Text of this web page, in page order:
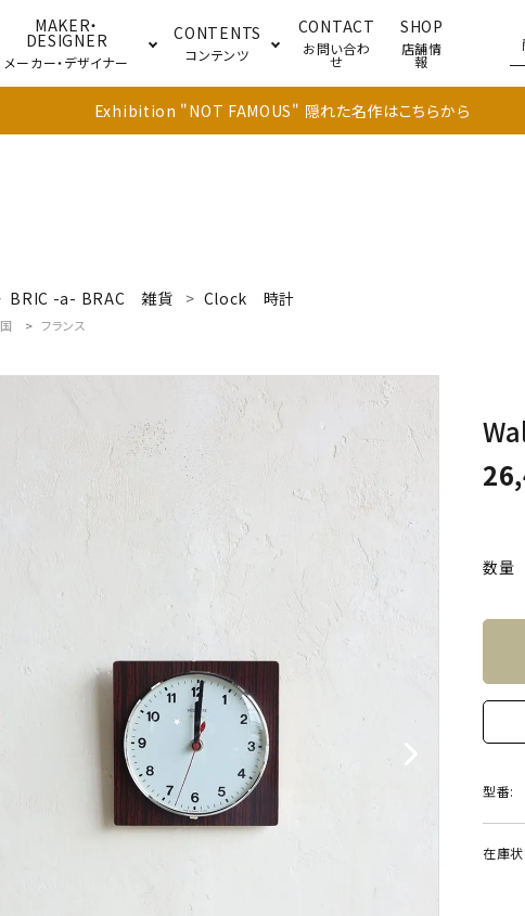
MAKER・
DESIGNER
メーカー・デザイナー
CONTENTS
コンテンツ
CONTACT
お問い合わ
せ
SHOP
店舗情
報
Exhibition "NOT FAMOUS" 隠れた名作はこちらから
BRIC -a- BRAC 雑貨 Clock 時計
国 フランス
数量
型番:
在庫